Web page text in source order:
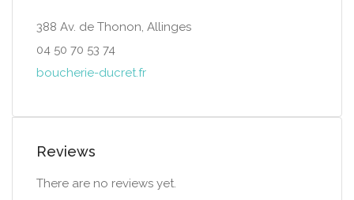
388 Av. de Thonon, Allinges
04 50 70 53 74
boucherie-ducret.fr
Reviews
There are no reviews yet.